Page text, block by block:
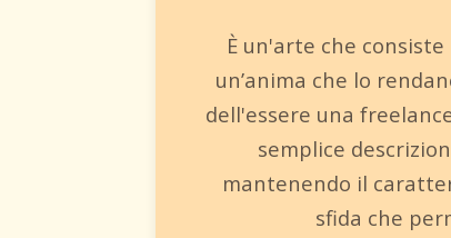
È un'arte che
un’anima che lo
dell'essere una
semplice
mantenendo il
sfida che